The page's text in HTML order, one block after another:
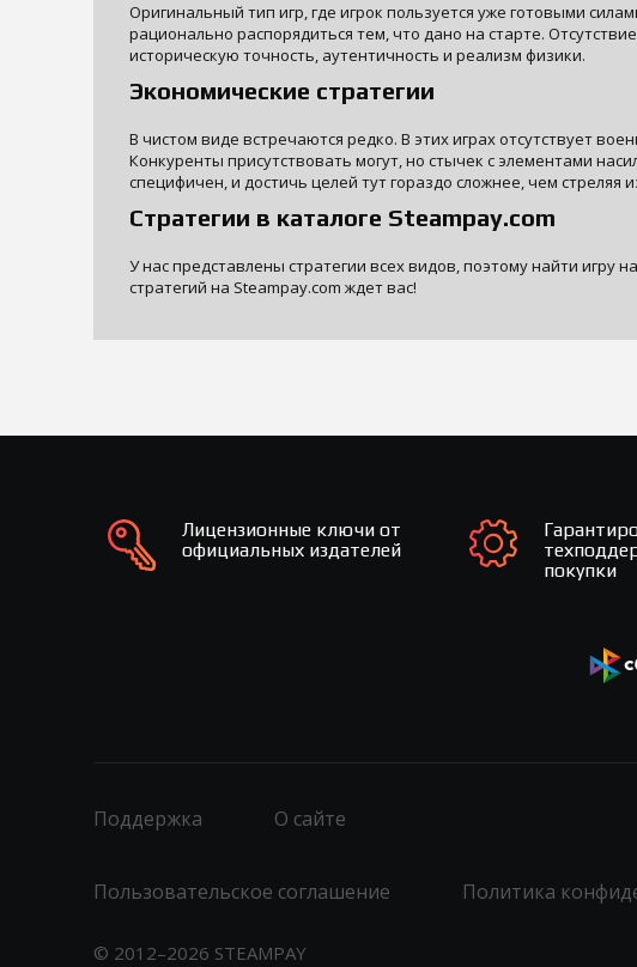
Оригинальный тип игр, где игрок пользуется уже готовыми
рационально распорядиться тем, что дано на старте.
историческую точность, аутентичность и реализм физики.
Экономические стратегии
В чистом виде встречаются редко. В этих играх отсутствует
Конкуренты присутствовать могут, но стычек с элементами
специфичен, и достичь целей тут гораздо сложнее, чем стреляя
Стратегии в каталоге Steampay.com
У нас представлены стратегии всех видов, поэтому найти игру
стратегий на Steampay.com ждет вас!
Лицензионные ключи от
официальных издателей
покупки
© 2012–2026 STEAMPAY
Поддержка О сайте
Пользовательское соглашение Политика